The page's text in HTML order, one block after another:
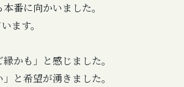
番に向かいました。
ます。
かも」と感じました。
と希望が湧きました。